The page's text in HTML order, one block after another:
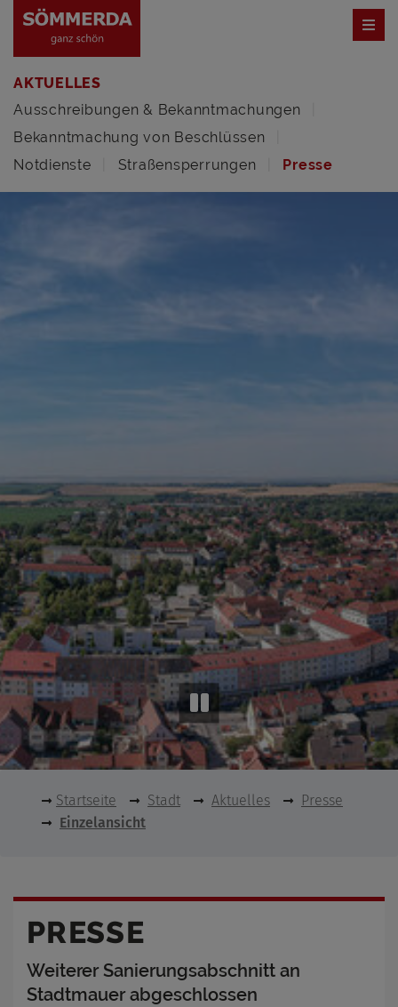
AKTUELLES
Ausschreibungen & Bekanntmachungen
Bekanntmachung von Beschlüssen
Notdienste
Straßensperrungen Presse
Startseite Stadt Aktuelles
Presse
Einzelansicht
PRESSE
Weiterer Sanierungsabschnitt an
Stadtmauer abgeschlossen